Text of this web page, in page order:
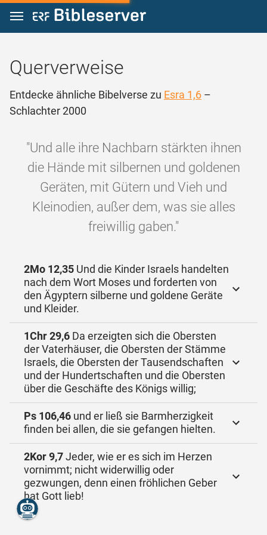
Zum Inhalt springen
Querverweise
Entdecke ähnliche Bibelverse zu Esra 1,6 –
Schlachter 2000
"Und alle ihre Nachbarn stärkten ihnen
die Hände mit silbernen und goldenen
Geräten, mit Gütern und Vieh und
Kleinodien, außer dem, was sie alles
freiwillig gaben."
2Mo 12,35 Und die Kinder Israels handelten
nach dem Wort Moses und forderten von
den Ägyptern silberne und goldene Geräte
und Kleider.
1Chr 29,6 Da erzeigten sich die Obersten
der Vaterhäuser, die Obersten der Stämme
Israels, die Obersten der Tausendschaften
und der Hundertschaften und die Obersten
über die Geschäfte des Königs willig;
Ps 106,46 und er ließ sie Barmherzigkeit
finden bei allen, die sie gefangen hielten.
2Kor 9,7Jeder, wie er es sich im Herzen
vornimmt; nicht widerwillig oder
gezwungen, denn einen fröhlichen Geber
hat Gott lieb!